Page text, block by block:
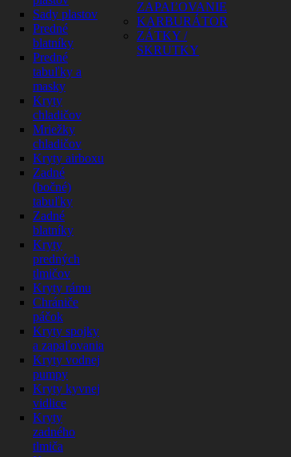
Sady plastov
Predné
blatníky
Predné
tabuľky a
masky
Kryty
chladičov
Mriežky
chladičov
Kryty airboxu
Zadné
(bočné)
tabuľky
Zadné
blatníky
Kryty
predných
tlmičov
Kryty rámu
Chrániče
páčok
Kryty spojky
a zapaľovania
Kryty vodnej
pumpy
Kryty kyvnej
vidlice
Kryty
zadného
tlmiča
ZAPAĽOVANIE
KARBURÁTOR
ZÁTKY /
SKRUTKY